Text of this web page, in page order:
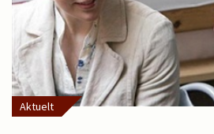
Aktuelt